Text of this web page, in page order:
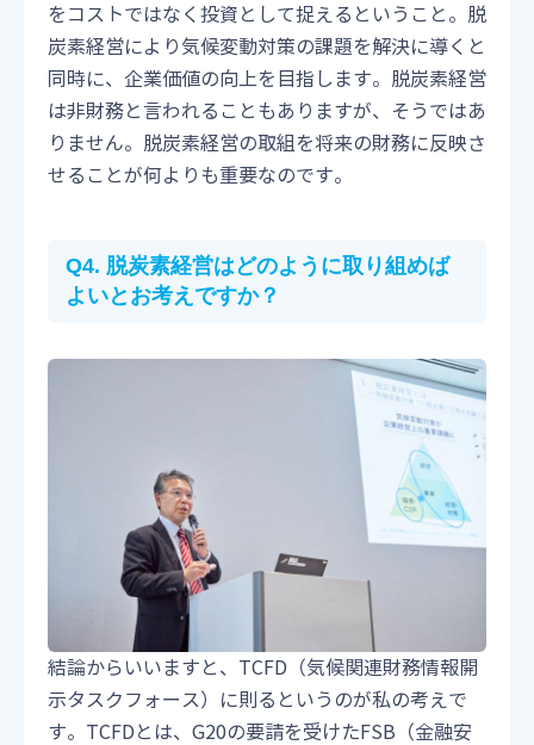
をコストではなく投資として捉えるということ。脱
炭素経営により気候変動対策の課題を解決に導くと
同時に、企業価値の向上を目指します。脱炭素経営
は非財務と言われることもありますが、そうではあ
りません。脱炭素経営の取組を将来の財務に反映さ
せることが何よりも重要なのです。
Q4. 脱炭素経営はどのように取り組めば
よいとお考えですか？
結論からいいますと、TCFD（気候関連財務情報開
示タスクフォース）に則るというのが私の考えで
す。TCFDとは、G20の要請を受けたFSB（金融安